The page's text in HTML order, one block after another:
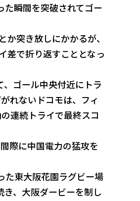
た瞬間を突破されてゴー
突き放しにかかるが、
差で折り返すこととなっ
ゴール中央付近にトラ
れないドコモは、フィ
連続トライで最終スコ
際に中国電力の猛攻を
た東大阪花園ラグビー場
、大阪ダービーを制し